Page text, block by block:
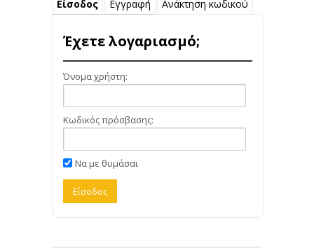
Είσοδος Εγγραφή Ανάκτηση κωδικού
Έχετε λογαριασμό;
Όνομα χρήστη:
Κωδικός πρόσβασης:
Να με θυμάσαι